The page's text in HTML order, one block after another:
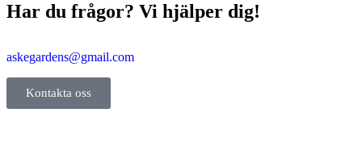
Har du frågor? Vi hjälper dig!
askegardens@gmail.com
Kontakta oss